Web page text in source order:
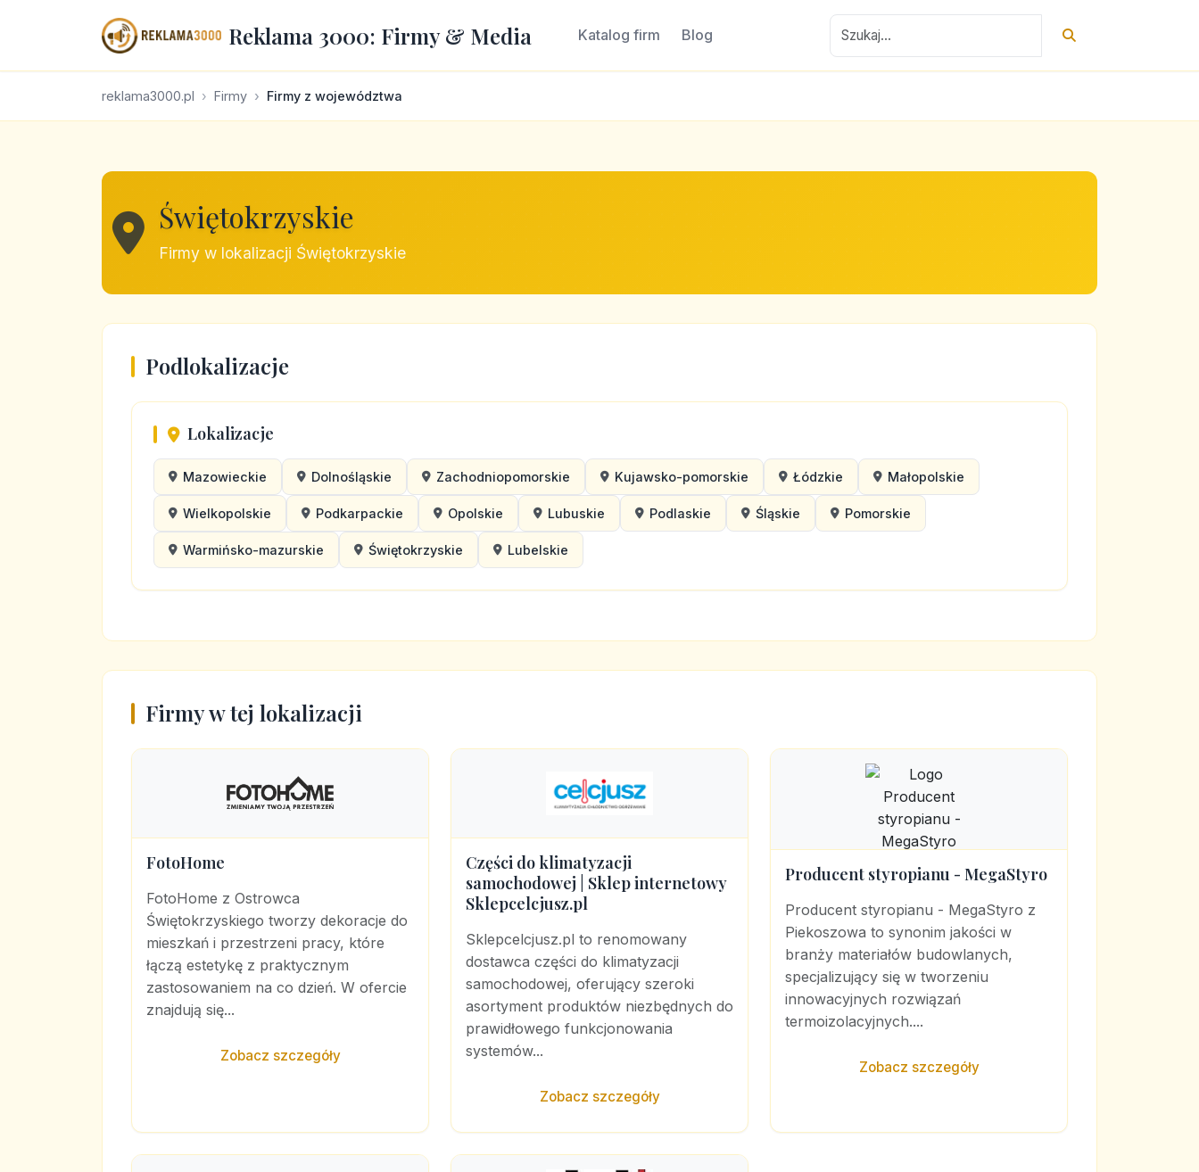
Reklama 3000: Firmy & Media Katalog firm Blog
reklama3000.pl Firmy Firmy z województwa
Świętokrzyskie
Firmy w lokalizacji Świętokrzyskie
Podlokalizacje
Lokalizacje
Mazowieckie Dolnośląskie Zachodniopomorskie Kujawsko-pomorskie Łódzkie Małopolskie
Wielkopolskie Podkarpackie Opolskie Lubuskie Podlaskie Śląskie Pomorskie
Warmińsko-mazurskie Świętokrzyskie Lubelskie
Firmy w tej lokalizacji
FotoHome
FotoHome z Ostrowca
Świętokrzyskiego tworzy dekoracje do
mieszkań i przestrzeni pracy, które
łączą estetykę z praktycznym
zastosowaniem na co dzień. W ofercie
znajdują się...
Zobacz szczegóły
Części do klimatyzacji
samochodowej | Sklep internetowy
Sklepcelcjusz.pl
Sklepcelcjusz.pl to renomowany
dostawca części do klimatyzacji
samochodowej, oferujący szeroki
asortyment produktów niezbędnych do
prawidłowego funkcjonowania
systemów...
Zobacz szczegóły
Producent styropianu - MegaStyro
Producent styropianu - MegaStyro z
Piekoszowa to synonim jakości w
branży materiałów budowlanych,
specjalizujący się w tworzeniu
innowacyjnych rozwiązań
termoizolacyjnych....
Zobacz szczegóły